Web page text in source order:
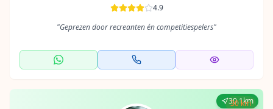
4.9
"Geprezen door recreanten én competitiespelers"
30.1km
30 km